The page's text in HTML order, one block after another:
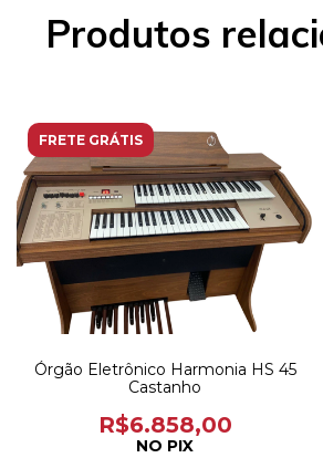
Produtos
FRETE GRÁTIS
Órgão Eletrônico Harmonia HS 45
Castanho
R$6.858,00
NO PIX